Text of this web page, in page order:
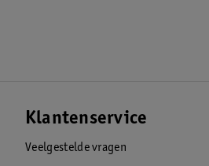
Klantenservice
Veelgestelde vragen